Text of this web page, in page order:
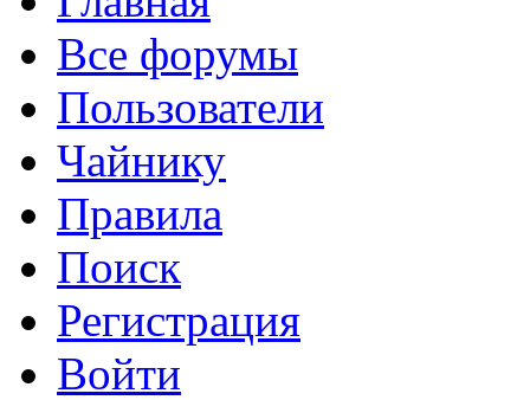
Все форумы
Пользователи
Чайнику
Правила
Поиск
Регистрация
Войти